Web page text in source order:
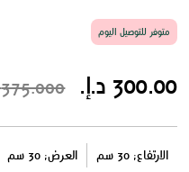
متوفر للتوصيل اليوم
300.00 د.إ. 375.000 د.إ.
الارتفاع: 30 سم العرض: 30 سم